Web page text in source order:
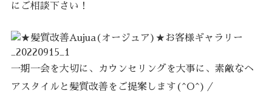
にご相談下さい！
一期一会を大切に、カウンセリングを大事に、素敵なヘ
アスタイルと髪質改善をご提案します(^O^)／